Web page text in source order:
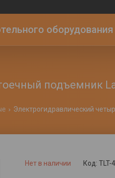
подъемник
Нет в наличии Код: TLT-